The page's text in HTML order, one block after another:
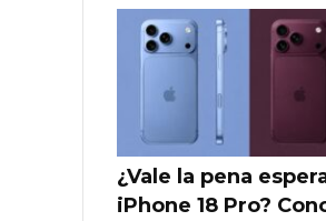
¿Vale la pena
iPhone 18 Pro?